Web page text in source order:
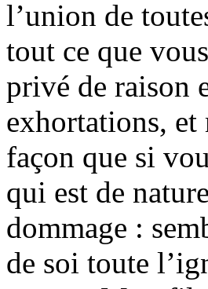
l’union de
tout ce que
privé de raison
exhortations, et
façon que si
qui est de
dommage :
de soi toute